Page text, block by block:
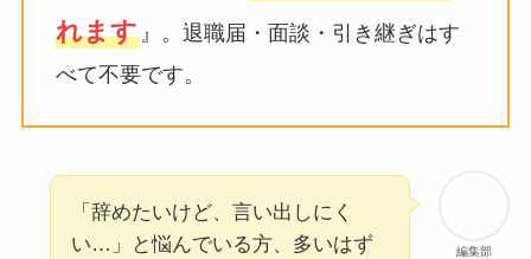
れます』。退職届・面談・引き継ぎはす
べて不要です。
編集部
「辞めたいけど、言い出しにく
い…」と悩んでいる方、多いはず